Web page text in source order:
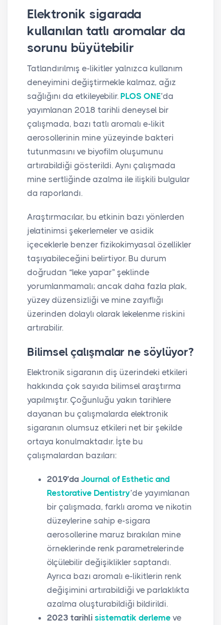
Elektronik sigarada
kullanılan tatlı aromalar da
sorunu büyütebilir
Tatlandırılmış e-likitler yalnızca kullanım
deneyimini değiştirmekle kalmaz, ağız
sağlığını da etkileyebilir. PLOS ONE’da
yayımlanan 2018 tarihli deneysel bir
çalışmada, bazı tatlı aromalı e-likit
aerosollerinin mine yüzeyinde bakteri
tutunmasını ve biyofilm oluşumunu
artırabildiği gösterildi. Aynı çalışmada
mine sertliğinde azalma ile ilişkili bulgular
da raporlandı.
Araştırmacılar, bu etkinin bazı yönlerden
jelatinimsi şekerlemeler ve asidik
içeceklerle benzer fizikokimyasal özellikler
taşıyabileceğini belirtiyor. Bu durum
doğrudan “leke yapar” şeklinde
yorumlanmamalı; ancak daha fazla plak,
yüzey düzensizliği ve mine zayıflığı
üzerinden dolaylı olarak lekelenme riskini
artırabilir.
Bilimsel çalışmalar ne söylüyor?
Elektronik sigaranın diş üzerindeki etkileri
hakkında çok sayıda bilimsel araştırma
yapılmıştır. Çoğunluğu yakın tarihlere
dayanan bu çalışmalarda elektronik
sigaranın olumsuz etkileri net bir şekilde
ortaya konulmaktadır. İşte bu
çalışmalardan bazıları:
2019’da Journal of Esthetic and
Restorative Dentistry’de yayımlanan
bir çalışmada, farklı aroma ve nikotin
düzeylerine sahip e-sigara
aerosollerine maruz bırakılan mine
örneklerinde renk parametrelerinde
ölçülebilir değişiklikler saptandı.
Ayrıca bazı aromalı e-likitlerin renk
değişimini artırabildiği ve parlaklıkta
azalma oluşturabildiği bildirildi.
2023 tarihli sistematik derleme ve